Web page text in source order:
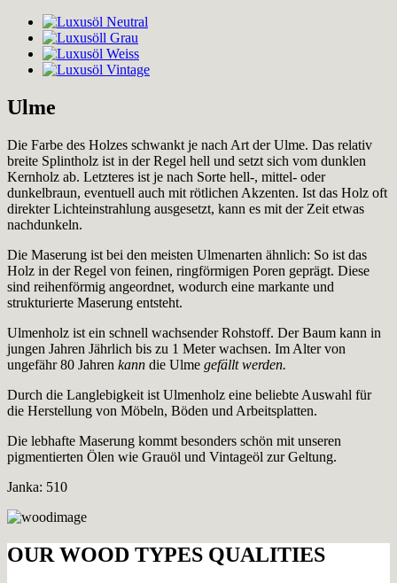
Ulme
Die Farbe des Holzes schwankt je nach Art der Ulme. Das relativ
breite Splintholz ist in der Regel hell und setzt sich vom dunklen
Kernholz ab. Letzteres ist je nach Sorte hell-, mittel- oder
dunkelbraun, eventuell auch mit rötlichen Akzenten. Ist das Holz oft
direkter Lichteinstrahlung ausgesetzt, kann es mit der Zeit etwas
nachdunkeln.
Die Maserung ist bei den meisten Ulmenarten ähnlich: So ist das
Holz in der Regel von feinen, ringförmigen Poren geprägt. Diese
sind reihenförmig angeordnet, wodurch eine markante und
strukturierte Maserung entsteht.
Ulmenholz ist ein schnell wachsender Rohstoff. Der Baum kann in
jungen Jahren Jährlich bis zu 1 Meter wachsen. Im Alter von
ungefähr 80 Jahren kann die Ulme gefällt werden.
Durch die Langlebigkeit ist Ulmenholz eine beliebte Auswahl für
die Herstellung von Möbeln, Böden und Arbeitsplatten.
Die lebhafte Maserung kommt besonders schön mit unseren
pigmentierten Ölen wie Grauöl und Vintageöl zur Geltung.
Janka: 510
OUR WOOD TYPES QUALITIES